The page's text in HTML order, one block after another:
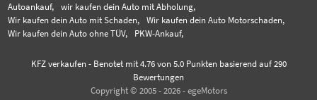
Autoankauf,
wir kaufen dein Auto mit Abholung,
Wir kaufen dein Auto mit Schaden,
Wir kaufen dein Auto Motorschaden,
Wir kaufen dein Auto ohne TÜV,
PKW-Ankauf,
KFZ verkaufen- Benotet mit 4.76von 5.0 Punkten basierend auf 290
Bewertungen
Copyright © 2005 - 2026 - egeMotors